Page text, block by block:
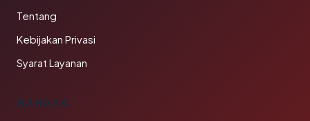
Tentang
Kebijakan Privasi
Syarat Layanan
BAHASA